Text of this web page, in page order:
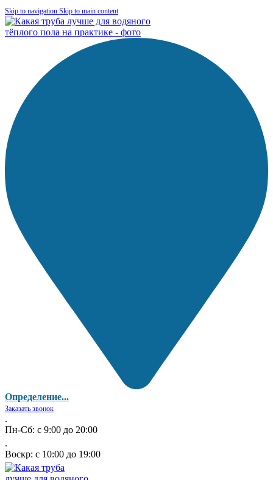
Skip to navigation Skip to main content
Определение...
Заказать звонок
.
Пн-Сб: с 9:00 до 20:00
.
Воскр: с 10:00 до 19:00